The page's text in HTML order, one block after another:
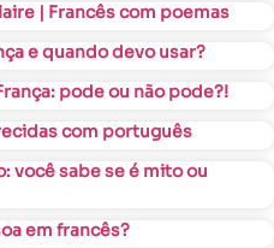
| Francês com poemas
e quando devo usar?
pode ou não pode?!
com português
você sabe se é mito ou
em francês?